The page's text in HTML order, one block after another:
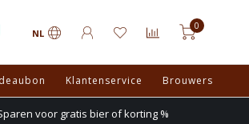
NL
0
Klantenservice Brouwers
voor gratis bier of korting %